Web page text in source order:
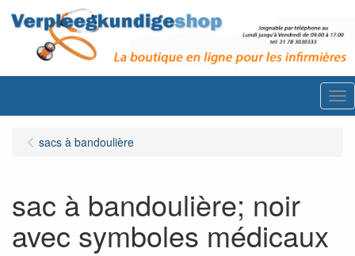
sacs à bandoulière
sac à bandoulière; noir
avec symboles médicaux